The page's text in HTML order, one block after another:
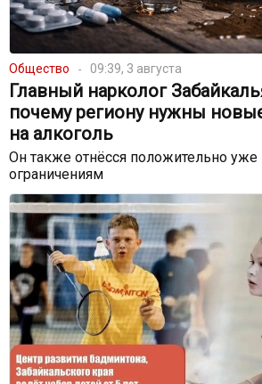
Общество 09:39, 3 августа
Главный нарколог
почему региону нужны
на алкоголь
Он также отнёсся положительно
ограничениям